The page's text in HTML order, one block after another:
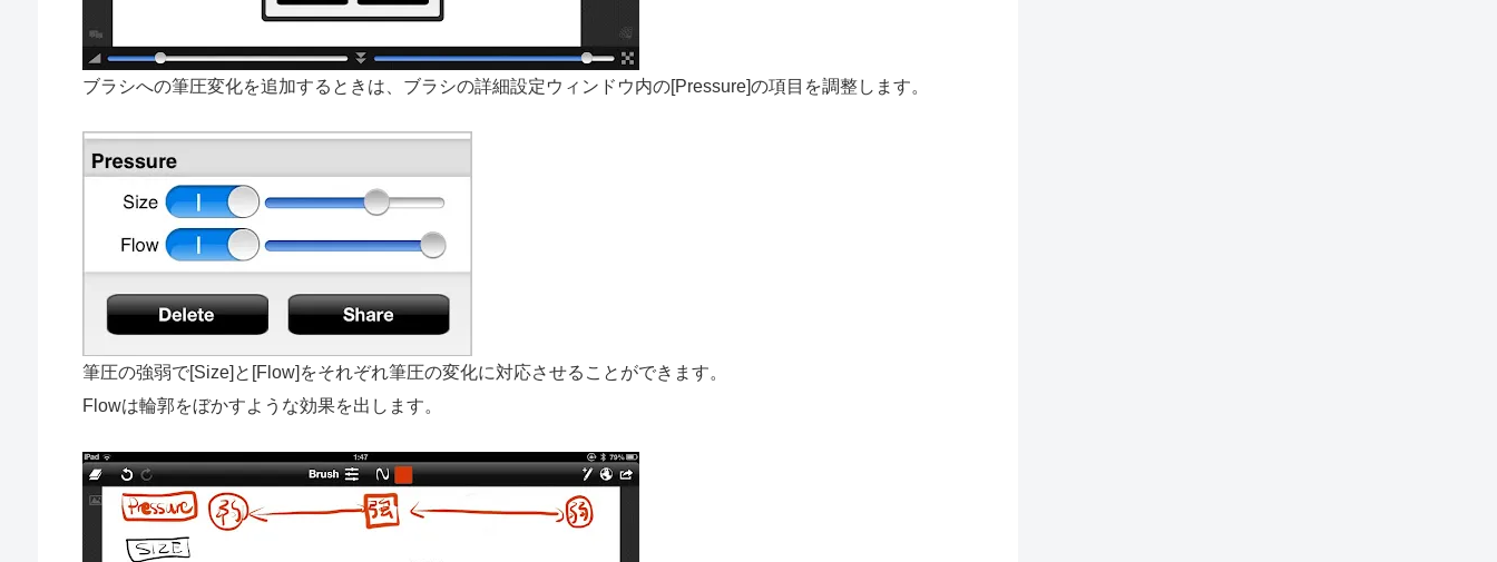
ブラシへの筆圧変化を追加するときは、ブラシの詳細設定ウィンドウ内の[Pressure]の項目を調整します。
筆圧の強弱で[Size]と[Flow]をそれぞれ筆圧の変化に対応させることができます。
Flowは輪郭をぼかすような効果を出します。